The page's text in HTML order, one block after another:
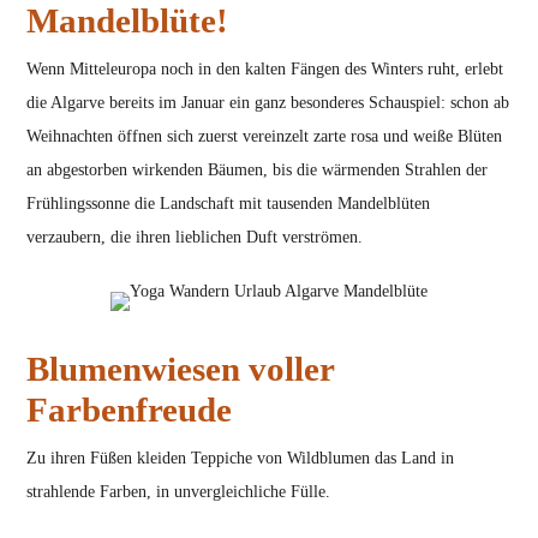
Mandelblüte!
Wenn Mitteleuropa noch in den kalten Fängen des Winters ruht, erlebt
die Algarve bereits im Januar ein ganz besonderes Schauspiel: schon ab
Weihnachten öffnen sich zuerst vereinzelt zarte rosa und weiße Blüten
an abgestorben wirkenden Bäumen, bis die wärmenden Strahlen der
Frühlingssonne die Landschaft mit tausenden Mandelblüten
verzaubern, die ihren lieblichen Duft verströmen.
Blumenwiesen voller
Farbenfreude
Zu ihren Füßen kleiden Teppiche von Wildblumen das Land in
strahlende Farben, in unvergleichliche Fülle.